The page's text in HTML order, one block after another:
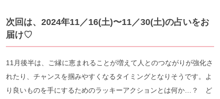
次回は、2024年11／16(土)〜11／30(土)の占いをお
届け♡
11月後半は、ご縁に恵まれることが増えて人とのつながりが強化さ
れたり、チャンスを掴みやすくなるタイミングとなりそうです。よ
り良いものを手にするためのラッキーアクションとは何か…？ ど